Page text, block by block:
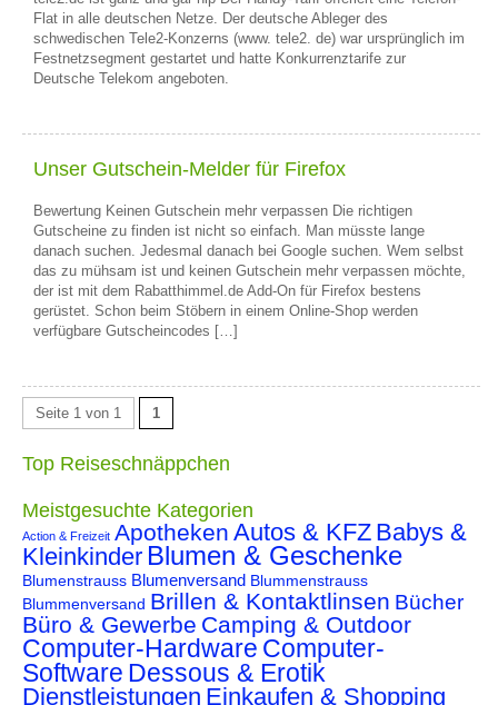
Flat in alle deutschen Netze. Der deutsche Ableger des
schwedischen Tele2-Konzerns (www. tele2. de) war ursprünglich im
Festnetzsegment gestartet und hatte Konkurrenztarife zur
Deutsche Telekom angeboten.
Unser Gutschein-Melder für Firefox
Bewertung Keinen Gutschein mehr verpassen Die richtigen
Gutscheine zu finden ist nicht so einfach. Man müsste lange
danach suchen. Jedesmal danach bei Google suchen. Wem selbst
das zu mühsam ist und keinen Gutschein mehr verpassen möchte,
der ist mit dem Rabatthimmel.de Add-On für Firefox bestens
gerüstet. Schon beim Stöbern in einem Online-Shop werden
verfügbare Gutscheincodes […]
Seite 1 von 1 1
Top Reiseschnäppchen
Meistgesuchte Kategorien
Action & Freizeit Apotheken Autos & KFZ Babys &
Kleinkinder Blumen & Geschenke
Blumenstrauss Blumenversand Blummenstrauss
Blummenversand Brillen & Kontaktlinsen Bücher
Büro & Gewerbe Camping & Outdoor
Computer-Hardware Computer-
Software Dessous & Erotik
Dienstleistungen Einkaufen & Shopping